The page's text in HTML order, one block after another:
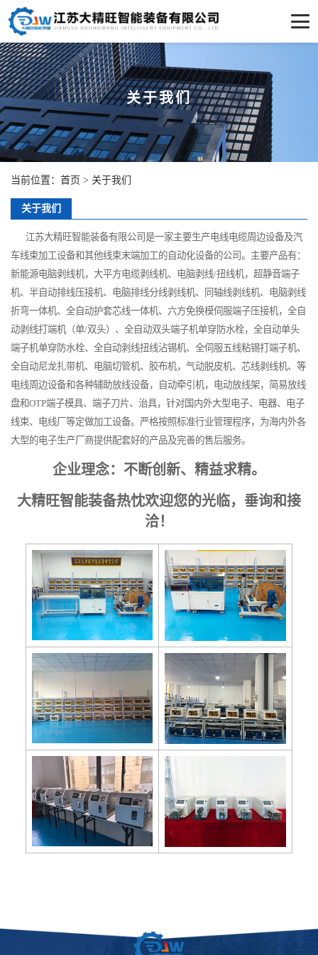
关于我们
当前位置： 首页 > 关于我们
关于我们
江苏大精旺智能装备有限公司是一家主要生产电线电缆周边设备及汽
车线束加工设备和其他线束末端加工的自动化设备的公司。主要产品有：
新能源电脑剥线机，大平方电缆剥线机、电脑剥线/扭线机，超静音端子
机、半自动排线压接机、电脑排线分线剥线机、同轴线剥线机、电脑剥线
折弯一体机、全自动护套芯线一体机、六方免换模伺服端子压接机，全自
动剥线打端机（单/双头）、全自动双头端子机单穿防水栓，全自动单头
端子机单穿防水栓、全自动剥线扭线沾锡机、全伺服五线粘锡打端子机、
全自动尼龙扎带机、电脑切管机、胶布机，气动脱皮机、芯线剥线机、等
电线周边设备和各种辅助放线设备，自动牵引机，电动放线架，简易放线
盘和OTP端子模具、端子刀片、治具，针对国内外大型电子、电器、电子
线束、电线厂等定做加工设备。严格按照标准行业管理程序，为海内外各
大型的电子生产厂商提供配套好的产品及完善的售后服务。
企业理念：不断创新、精益求精。
大精旺智能装备热忱欢迎您的光临，垂询和接
洽！